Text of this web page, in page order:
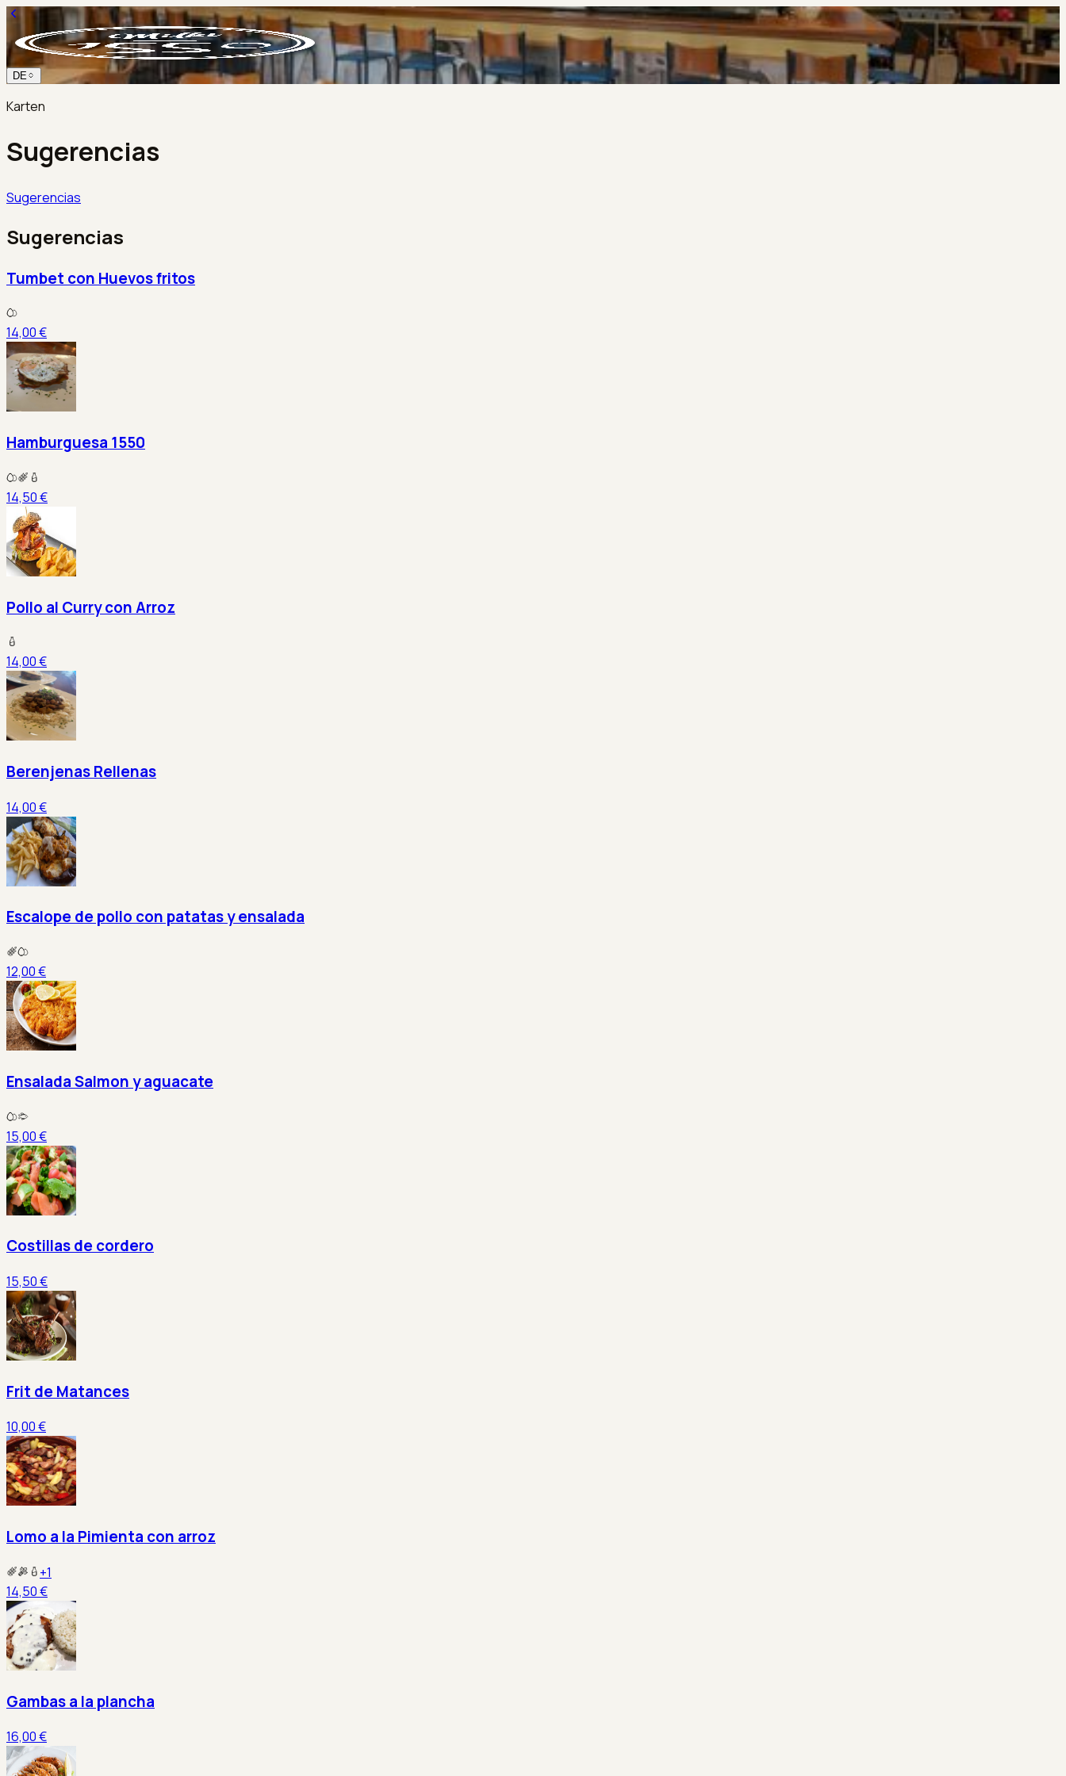
DE
Karten
Sugerencias
Sugerencias
Sugerencias
Tumbet con Huevos fritos
14,00 €
Hamburguesa 1550
14,50 €
Pollo al Curry con Arroz
14,00 €
Berenjenas Rellenas
14,00 €
Escalope de pollo con patatas y ensalada
12,00 €
Ensalada Salmon y aguacate
15,00 €
Costillas de cordero
15,50 €
Frit de Matances
10,00 €
Lomo a la Pimienta con arroz
+1
14,50 €
Gambas a la plancha
16,00 €